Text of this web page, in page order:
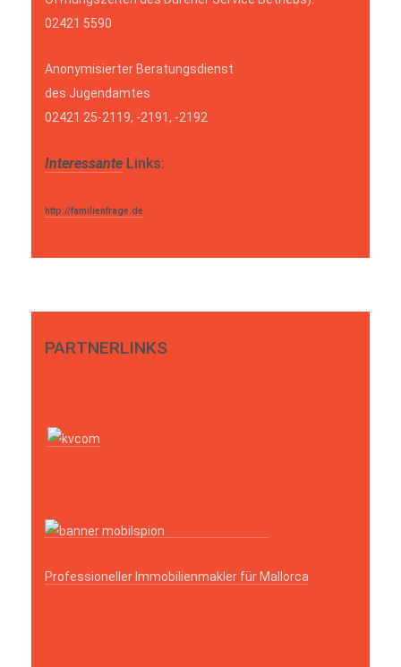
02421 5590
Anonymisierter Beratungsdienst
des Jugendamtes
02421 25-2119, -2191, -2192
Interessante Links:
http://familienfrage.de
PARTNERLINKS
Professioneller Immobilienmakler für Mallorca